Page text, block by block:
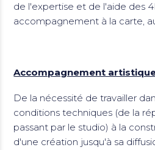
de l'expertise et de l'aide des
accompagnement à la carte,
Accompagnement
De la nécessité de travailler
conditions techniques (de la
passant par le studio) à la
d'une création jusqu'à sa